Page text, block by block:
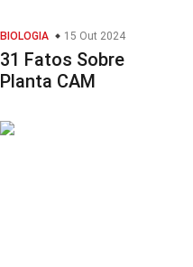
BIOLOGIA 15 Out 2024
31 Fatos Sobre
Planta CAM